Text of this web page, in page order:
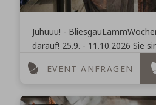
Juhuuu! -
darauf! 25.9. - 11.10.2026 Sie
kreativen Schaffens von
...
EVENT ANFRAGEN